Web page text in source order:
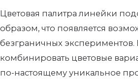
Цветовая палитра линейки
образом, что появляется
безграничных экспериментов.
комбинировать цветовые
по-настоящему уникальное